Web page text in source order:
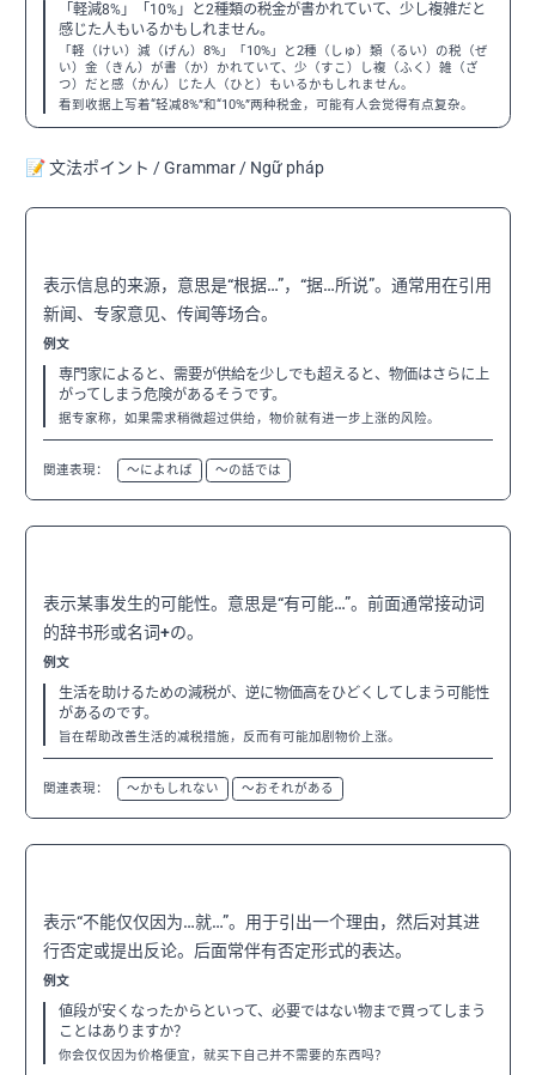
「軽減8%」「10%」と2種類の税金が書かれていて、少し複雑だと
感じた人もいるかもしれません。
「軽（けい）減（げん）8%」「10%」と2種（しゅ）類（るい）の税（ぜ
い）金（きん）が書（か）かれていて、少（すこ）し複（ふく）雑（ざ
つ）だと感（かん）じた人（ひと）もいるかもしれません。
看到收据上写着“轻减8%”和“10%”两种税金，可能有人会觉得有点复杂。
📝 文法ポイント / Grammar / Ngữ pháp
表示信息的来源，意思是“根据…”，“据…所说”。通常用在引用
新闻、专家意见、传闻等场合。
例文
専門家によると、需要が供給を少しでも超えると、物価はさらに上
がってしまう危険があるそうです。
据专家称，如果需求稍微超过供给，物价就有进一步上涨的风险。
関連表現： 〜によれば 〜の話では
表示某事发生的可能性。意思是“有可能…”。前面通常接动词
的辞书形或名词+の。
例文
生活を助けるための減税が、逆に物価高をひどくしてしまう可能性
があるのです。
旨在帮助改善生活的减税措施，反而有可能加剧物价上涨。
関連表現： 〜かもしれない 〜おそれがある
表示“不能仅仅因为…就…”。用于引出一个理由，然后对其进
行否定或提出反论。后面常伴有否定形式的表达。
例文
値段が安くなったからといって、必要ではない物まで買ってしまう
ことはありますか？
你会仅仅因为价格便宜，就买下自己并不需要的东西吗？